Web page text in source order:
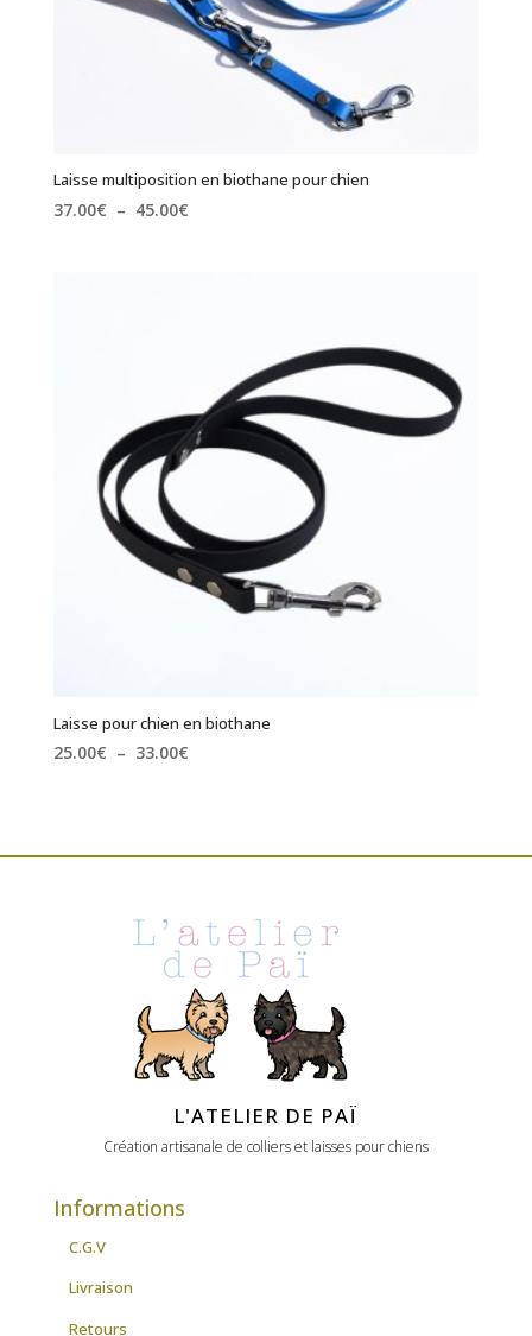
Laisse multiposition en biothane pour chien
37.00€ – 45.00€Plage
Laisse pour chien en biothane
25.00€ – 33.00€Plage
à
L'ATELIER DE PAÏ
Création artisanale de colliers et laisses pour chiens
Informations
C.G.V
Livraison
Retours